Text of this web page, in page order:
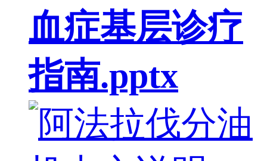
血症基层诊疗
指南.pptx